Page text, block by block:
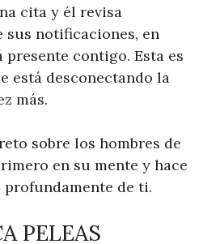
cita y él revisa
sus notificaciones, en
presente contigo. Esta es
está desconectando la
más.
sobre los hombres de
en su mente y hace
profundamente de ti.
PELEAS